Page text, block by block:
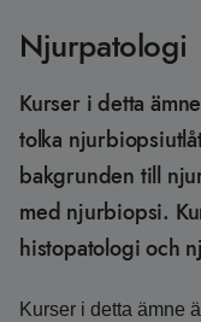
Njurpatologi
Kurser i detta
tolka
bakgrunden till
med njurbiopsi.
histopatologi och
Kurser i detta ämne